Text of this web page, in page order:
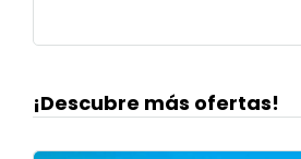
¡Descubre más ofertas!